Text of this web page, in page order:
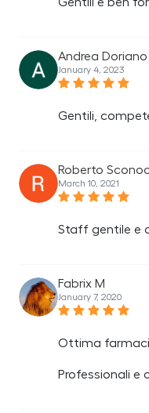
Andrea Doriano
January 4, 2023
Gentili,
Roberto
March 10, 2021
Staff gentile e
Fabrix M
January 7, 2020
Ottima
Professionali e